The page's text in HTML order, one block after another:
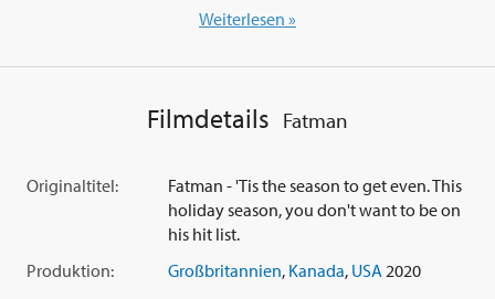
knuffiger, gutgelaunter Geselle, heißt nun
hat die Faxen gestrichen voll. Von ungezogenen
Killer Santa mit Kugeln beschenken möchte, und von allen
anderen Stuhlsägern an seinem Kompetenzbereich sowieso.
Keine Frage, so wie in 'Fatman' (2020) vom Regie-Duo
noch nie erlebt. 'Fatman' verwandelt christlichen Frohsinn in
Weiterlesen »
Filmdetails Fatman
Originaltitel:
Fatman - 'Tis the season to get even. This
holiday season, you don't want to be on
his hit list.
Produktion:
Großbritannien, Kanada, USA 2020